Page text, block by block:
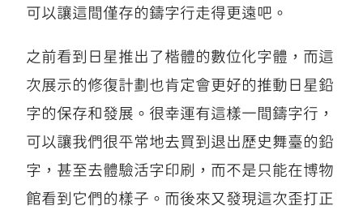
可以讓這間僅存的鑄字行走得更遠吧。
之前看到日星推出了楷體的數位化字體，而這
次展示的修復計劃也肯定會更好的推動日星鉛
字的保存和發展。很幸運有這樣一間鑄字行，
可以讓我們很平常地去買到退出歷史舞臺的鉛
字，甚至去體驗活字印刷，而不是只能在博物
館看到它們的樣子。而後來又發現這次歪打正